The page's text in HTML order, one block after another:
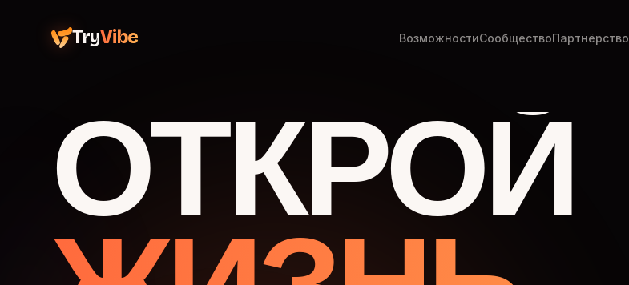
TryVibe ВозможностиСообществоПартнёрство
ОТКРОЙ